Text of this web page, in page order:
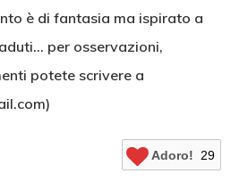
è di fantasia ma ispirato a
per osservazioni,
potete scrivere a
Adoro! 29